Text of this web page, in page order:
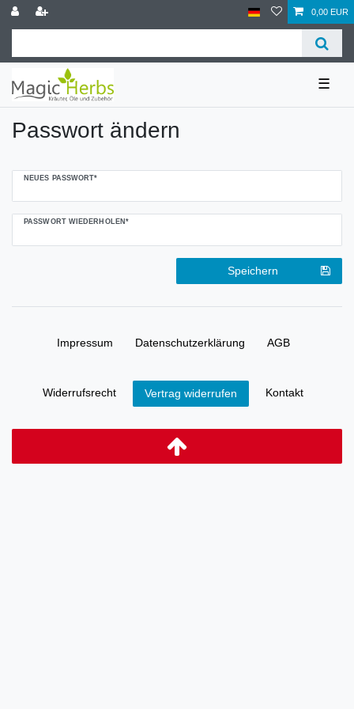
0,00 EUR
☰
Passwort ändern
NEUES PASSWORT*
PASSWORT WIEDERHOLEN*
Speichern
Impressum Daten­schutz­erklärung AGB
Widerrufs­recht Vertrag widerrufen Kontakt